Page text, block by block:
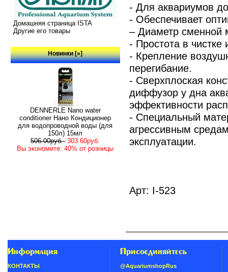
Домашняя страница ISTA
Другие его товары
Новинки [»]
DENNERLE Nano water
conditioner Нано Кондиционер
для водопроводной воды (для
150л) 15мл
506.00руб. 303.60руб.
Вы экономите: 40% от розницы
- Для аквариумов
- Обеспечивает
– Диаметр сменной
- Простота в чистке
- Крепление
перегибание.
- Сверхплоская
диффузор у дна
эффективности
- Специальный
агрессивным
эксплуатации.
Арт: I-523
Информация
КОНТАКТЫ
Присоединяйтесь
@AquariumshopRus